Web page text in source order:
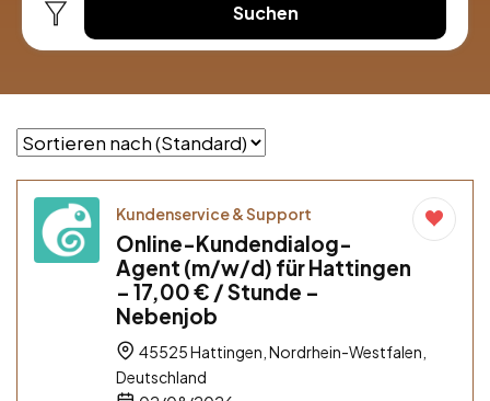
Suchen
Kundenservice & Support
Online-Kundendialog-
Agent (m/w/d) für Hattingen
– 17,00 € / Stunde –
Nebenjob
45525 Hattingen, Nordrhein-Westfalen,
Deutschland